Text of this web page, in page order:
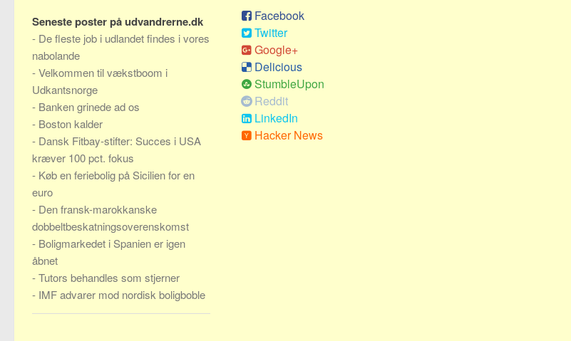
Facebook
Twitter
Google+
Delicious
StumbleUpon
Reddit
LinkedIn
Hacker News
Seneste poster på udvandrerne.dk
- De fleste job i udlandet findes i vores
nabolande
-Velkommen til vækstboom i
Udkantsnorge
- Banken grinede ad os
- Boston kalder
- Dansk Fitbay-stifter: Succes i USA
kræver 100 pct. fokus
- Køb en feriebolig på Sicilien for en
euro
- Den fransk-marokkanske
dobbeltbeskatningsoverenskomst
- Boligmarkedet i Spanien er igen
åbnet
-Tutors behandles som stjerner
- IMF advarer mod nordisk boligboble